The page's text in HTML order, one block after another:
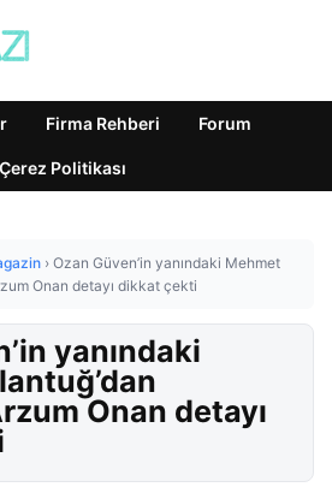
Firma Rehberi Forum
Çerez Politikası
› Ozan Güven’in yanındaki Mehmet
Onan detayı dikkat çekti
yanındaki
Onan detayı